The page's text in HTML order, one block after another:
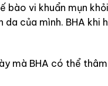
vi khuẩn mụn
của mình. BHA
mà BHA có thể